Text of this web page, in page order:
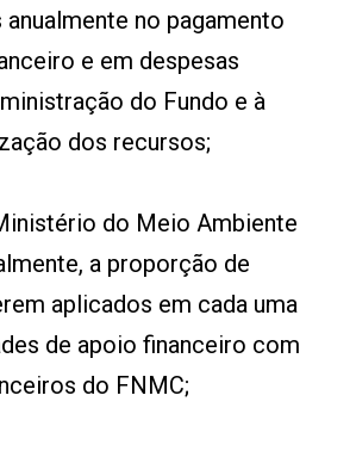
no pagamento
e em despesas
do Fundo e à
dos recursos;
do Meio Ambiente
a proporção de
aplicados em cada uma
de apoio financeiro com
do FNMC;